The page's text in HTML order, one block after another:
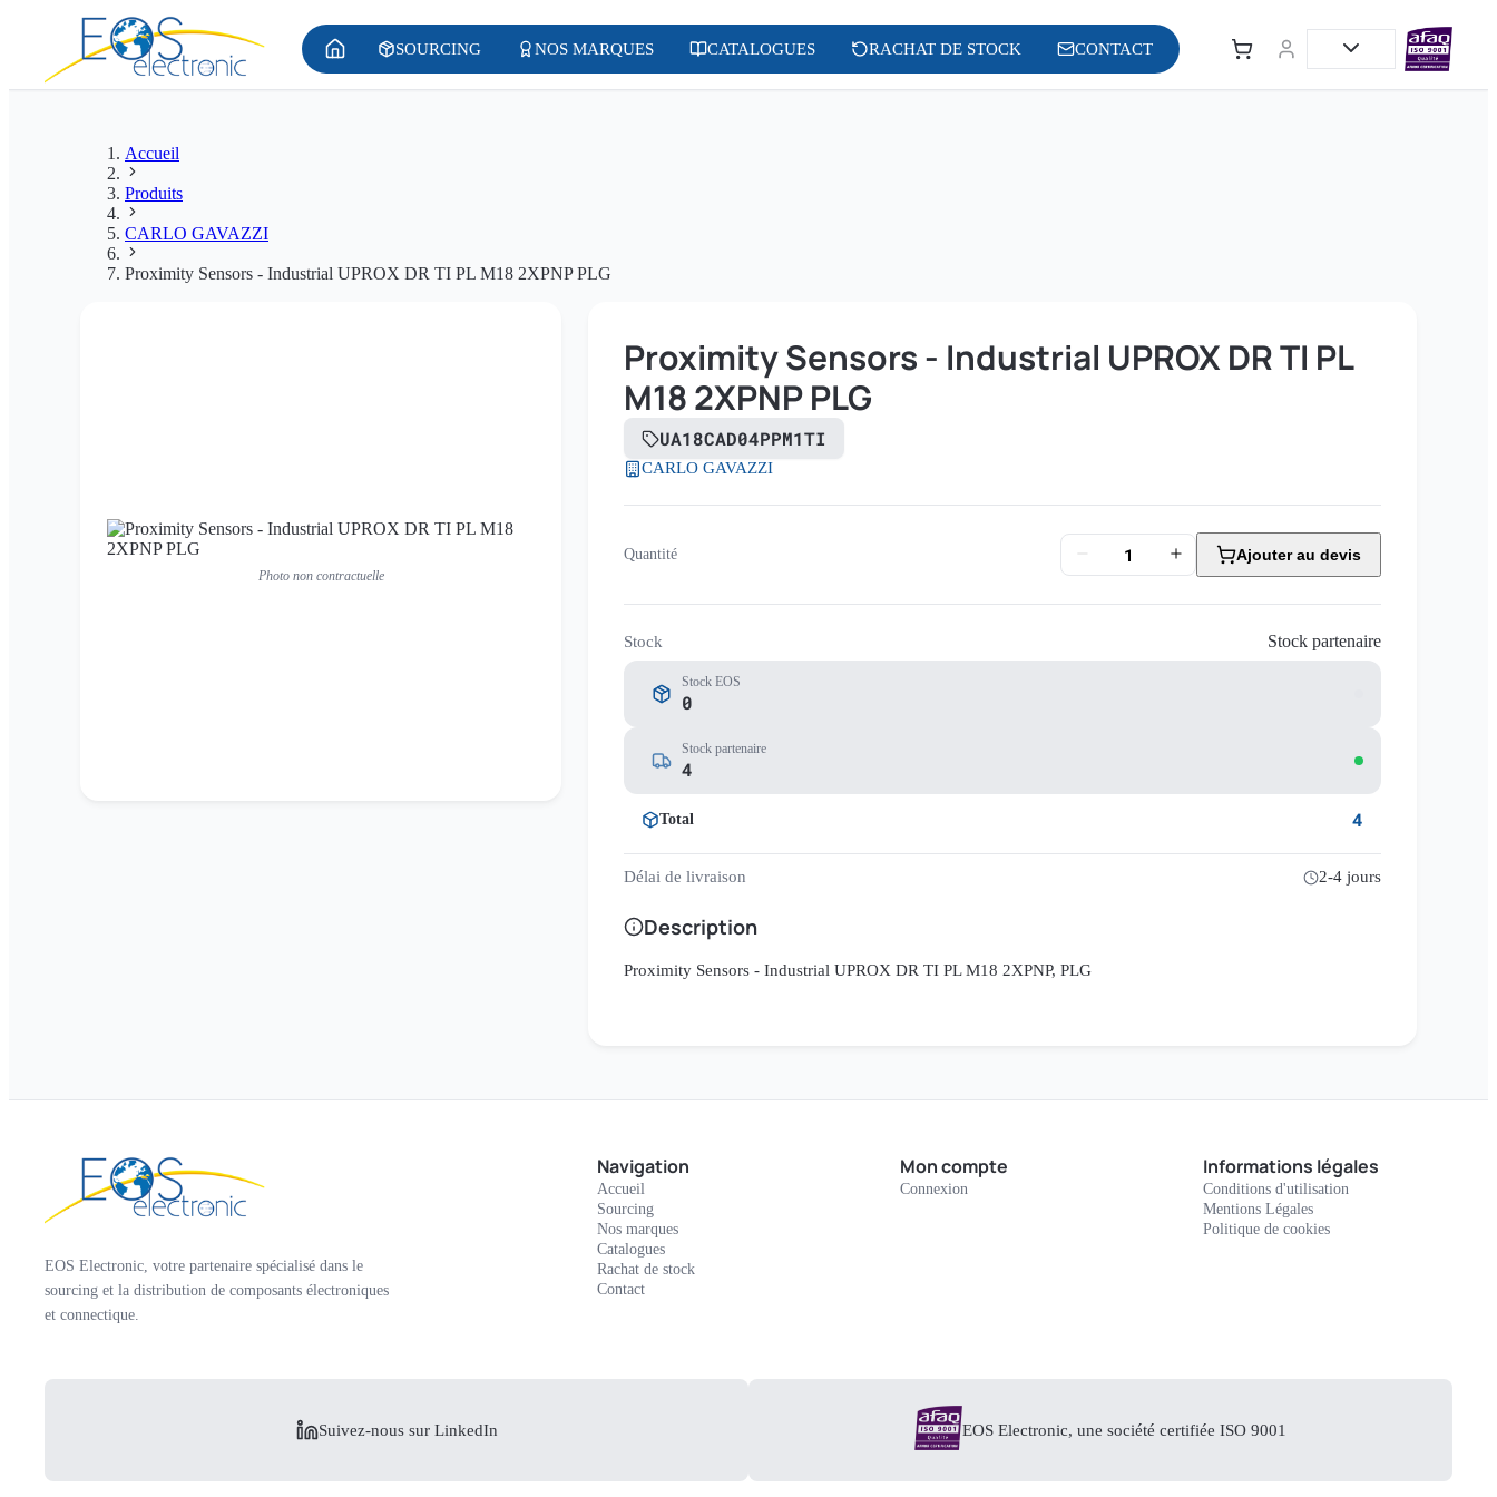
SOURCING NOS MARQUES CATALOGUES RACHAT DE STOCK CONTACT
Accueil
Produits
CARLO GAVAZZI
Proximity Sensors - Industrial UPROX DR TI PL M18 2XPNP PLG
Photo non contractuelle
Proximity Sensors - Industrial UPROX DR TI PL
M18 2XPNP PLG
UA18CAD04PPM1TI
CARLO GAVAZZI
Quantité Ajouter au devis
Stock Stock partenaire
Stock EOS
0
Stock partenaire
4
Total 4
Délai de livraison 2-4 jours
Description
Proximity Sensors - Industrial UPROX DR TI PL M18 2XPNP, PLG
EOS Electronic, votre partenaire spécialisé dans le
sourcing et la distribution de composants électroniques
et connectique.
Navigation
Accueil
Sourcing
Nos marques
Catalogues
Rachat de stock
Contact
Mon compte
Connexion
Informations légales
Conditions d'utilisation
Mentions Légales
Politique de cookies
Suivez-nous sur LinkedIn EOS Electronic, une société certifiée ISO 9001